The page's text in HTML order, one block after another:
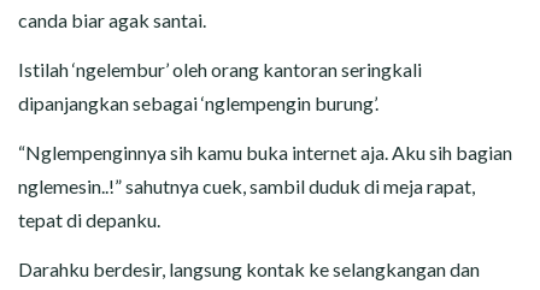
canda biar agak santai.
Istilah ‘ngelembur’ oleh orang kantoran seringkali
dipanjangkan sebagai ‘nglempengin burung’.
“Nglempenginnya sih kamu buka internet aja. Aku sih bagian
nglemesin..!” sahutnya cuek, sambil duduk di meja rapat,
tepat di depanku.
Darahku berdesir, langsung kontak ke selangkangan dan